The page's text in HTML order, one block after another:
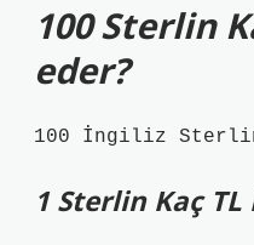
100 Sterlin
eder?
100 İngiliz
1 Sterlin Kaç